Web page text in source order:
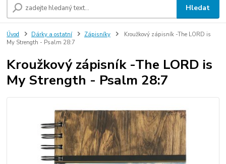
Hledat
Úvod Dárky a ostatní Zápisníky
Kroužkový zápisník -The LORD is
My Strength - Psalm 28:7
Kroužkový zápisník -The LORD is
My Strength - Psalm 28:7